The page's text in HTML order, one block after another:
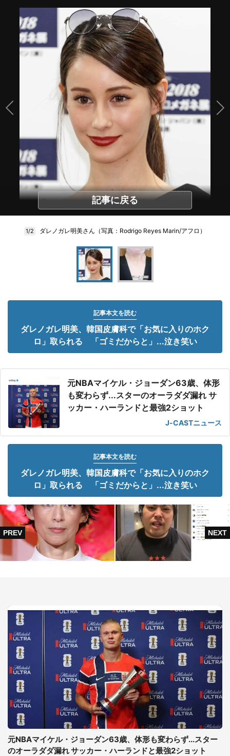
記事に戻る
1/2 ダレノガレ明美さん（写真：Rodrigo Reyes Marin/アフロ）
記事本文を読む
ダレノガレ明美、韓国皮膚科で「お気に入りのホク
ロ」取られる 「ゴミだからと」...泣き笑い
元NBAマイケル・ジョーダン63歳、体形
も変わらず...スターのオーラダダ漏れ サ
ッカー・ハーランドと最強2ショット
J-CASTニュース
記事本文を読む
ダレノガレ明美、韓国皮膚科で「お気に入りのホク
ロ」取られる 「ゴミだからと」...泣き笑い
元NBAマイケル・ジョーダン63歳、体形も変わらず...スター
のオーラダダ漏れ サッカー・ハーランドと最強2ショット